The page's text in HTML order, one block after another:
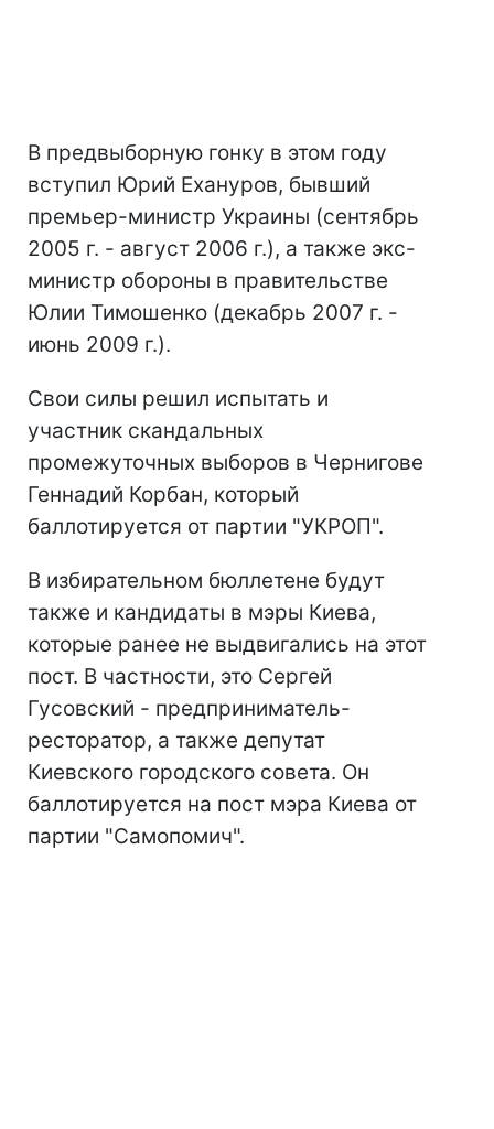
В предвыборную гонку в этом году
вступил Юрий Ехануров, бывший
премьер-министр Украины (сентябрь
2005 г. - август 2006 г.), а также экс-
министр обороны в правительстве
Юлии Тимошенко (декабрь 2007 г. -
июнь 2009 г.).
Свои силы решил испытать и
участник скандальных
промежуточных выборов в Чернигове
Геннадий Корбан, который
баллотируется от партии "УКРОП".
В избирательном бюллетене будут
также и кандидаты в мэры Киева,
которые ранее не выдвигались на этот
пост. В частности, это Сергей
Гусовский - предприниматель-
ресторатор, а также депутат
Киевского городского совета. Он
баллотируется на пост мэра Киева от
партии "Самопомич".